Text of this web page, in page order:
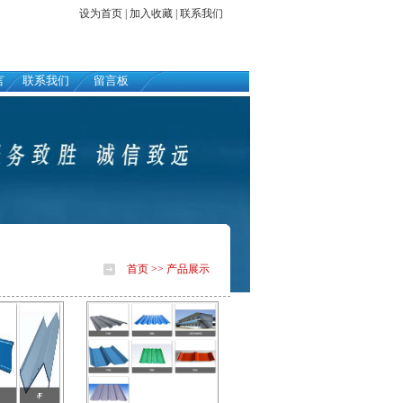
设为首页 加入收藏 联系我们
联系我们 留言板
首页>> 产品展示